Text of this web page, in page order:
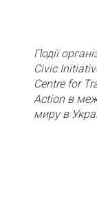
Події
Civic
Centre for
Action в
миру в